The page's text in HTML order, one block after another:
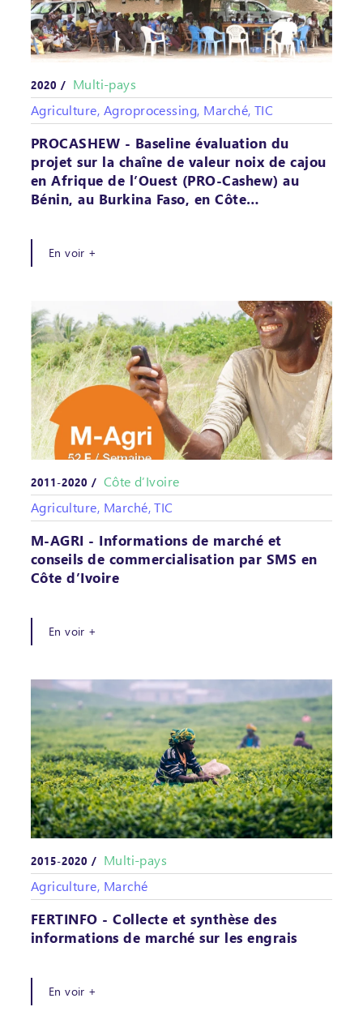
2020 / Multi-pays
Agriculture, Agroprocessing, Marché, TIC
PROCASHEW - Baseline évaluation du
projet sur la chaîne de valeur noix de cajou
en Afrique de l’Ouest (PRO-Cashew) au
Bénin, au Burkina Faso, en Côte…
En voir +
2011-2020 / Côte d’Ivoire
Agriculture, Marché, TIC
M-AGRI - Informations de marché et
conseils de commercialisation par SMS en
Côte d’Ivoire
En voir +
2015-2020 / Multi-pays
Agriculture, Marché
FERTINFO - Collecte et synthèse des
informations de marché sur les engrais
En voir +